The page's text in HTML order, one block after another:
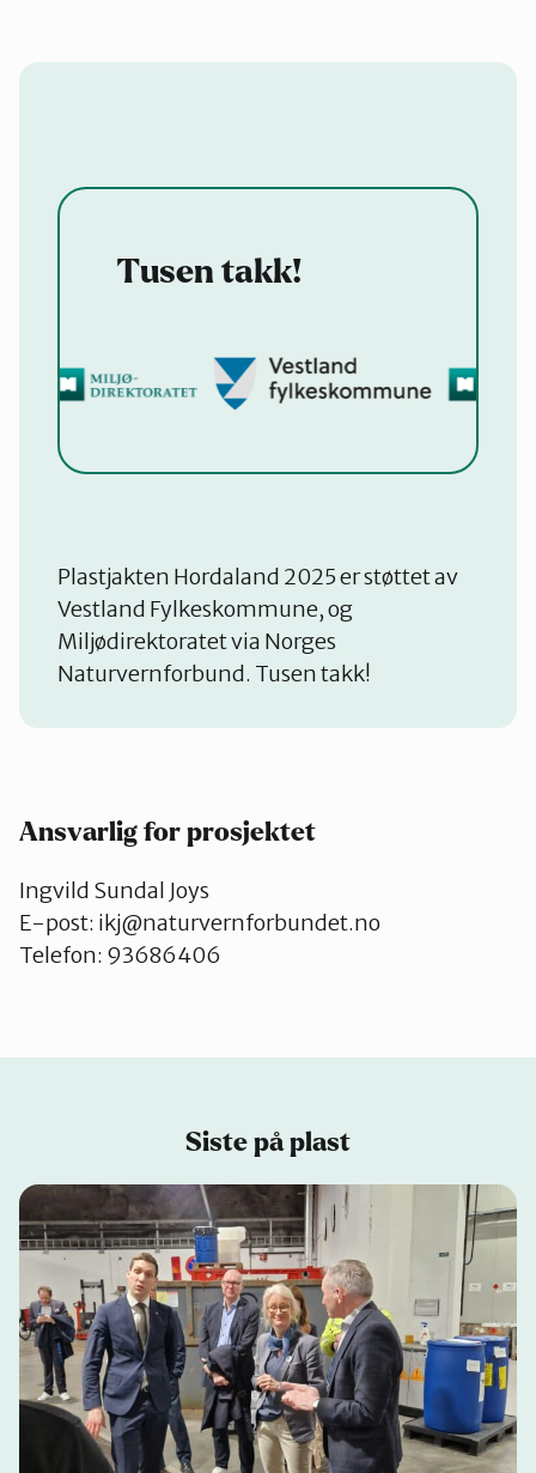
Tusen takk!
Plastjakten Hordaland 2025 er støttet av
Vestland Fylkeskommune, og
Miljødirektoratet via Norges
Naturvernforbund. Tusen takk!
Ansvarlig for prosjektet
Ingvild Sundal Joys
E-post: ikj@naturvernforbundet.no
Telefon: 93686406
Siste på plast